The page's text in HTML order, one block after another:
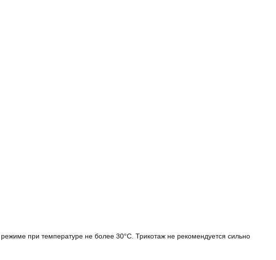
при температуре не более 30°С. Трикотаж не рекомендуется сильно